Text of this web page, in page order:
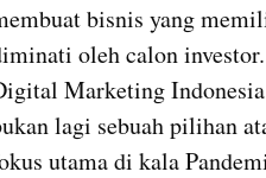
bisnis yang
oleh calon
Marketing Indonesia
lagi sebuah pilihan
utama di kala